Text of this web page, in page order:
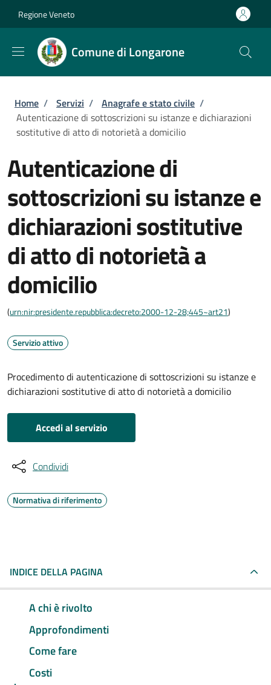
Regione Veneto
Comune di Longarone
Briciole di pane
Home / Servizi / Anagrafe e stato civile /
Autenticazione di sottoscrizioni su istanze e dichiarazioni
sostitutive di atto di notorietà a domicilio
Autenticazione di
sottoscrizioni su istanze e
dichiarazioni sostitutive
di atto di notorietà a
domicilio
(urn:nir:presidente.repubblica:decreto:2000-12-28;445~art21)
Servizio attivo
Procedimento di autenticazione di sottoscrizioni su istanze e
dichiarazioni sostitutive di atto di notorietà a domicilio
Accedi al servizio
Condividi
Normativa di riferimento
INDICE DELLA PAGINA
A chi è rivolto
Approfondimenti
Come fare
Costi